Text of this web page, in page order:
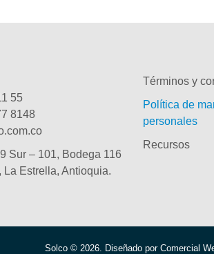
55
8148
Sur – 101, Bodega 116
La Estrella, Antioquia.
Términos y
Política de
personales
Recursos
Solco © 2026. Diseñado por Comercial